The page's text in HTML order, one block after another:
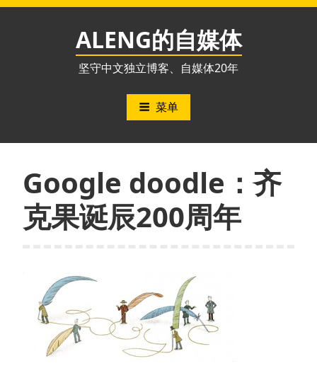
跳
ALENG的自媒体
坚守中文独立博客、自媒体20年
菜单
Google doodle：齐
克果诞辰200周年